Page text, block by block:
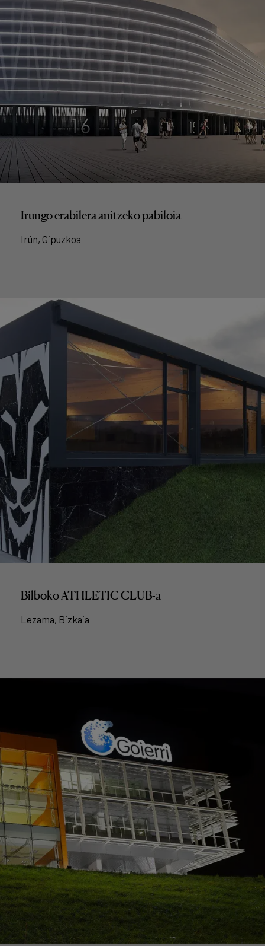
Irungo erabilera anitzeko pabiloia
Irún, Gipuzkoa
Bilboko ATHLETIC CLUB-a
Lezama, Bizkaia